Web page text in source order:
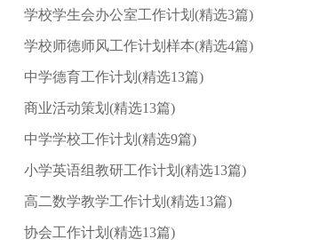
学校学生会办公室工作计划(精选3篇)
学校师德师风工作计划样本(精选4篇)
中学德育工作计划(精选13篇)
商业活动策划(精选13篇)
中学学校工作计划(精选9篇)
小学英语组教研工作计划(精选13篇)
高二数学教学工作计划(精选13篇)
协会工作计划(精选13篇)